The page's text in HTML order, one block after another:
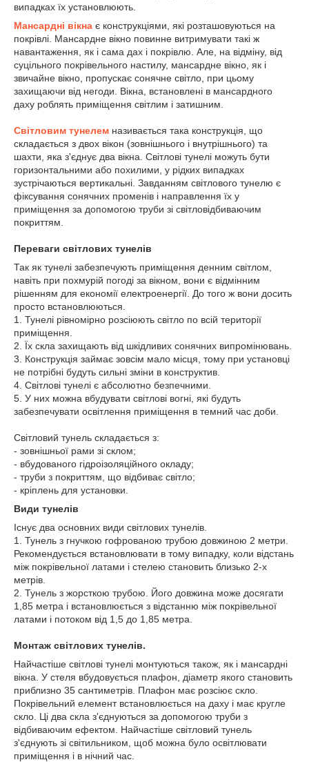
випадках їх установлюють.
Мансардні вікна є конструкціями, які розташовуються на
покрівлі. Мансардне вікно повинне витримувати такі ж
навантаження, як і сама дах і покрівлю. Але, на відміну, від
суцільного покрівельного настилу, мансардне вікно, як і
звичайне вікно, пропускає сонячне світло, при цьому
захищаючи від негоди. Вікна, встановлені в мансардного
даху роблять приміщення світлим і затишним.
Світловим тунелем називається така конструкція, що
складається з двох вікон (зовнішнього і внутрішнього) та
шахти, яка з'єднує два вікна. Світлові тунелі можуть бути
горизонтальними або похилими, у рідких випадках
зустрічаються вертикальні. Завданням світлового тунелю є
фіксування сонячних променів і направлення їх у
приміщення за допомогою труби зі світловідбиваючим
покриттям.
Переваги світлових тунелів
Так як тунелі забезпечують приміщення денним світлом,
навіть при похмурій погоді за вікном, вони є відмінним
рішенням для економії електроенергії. До того ж вони досить
просто встановлюються.
1. Тунелі рівномірно розсіюють світло по всій території
приміщення.
2. Їх скла захищають від шкідливих сонячних випромінювань.
3. Конструкція займає зовсім мало місця, тому при установці
не потрібні будуть сильні зміни в конструктив.
4. Світлові тунелі є абсолютно безпечними.
5. У них можна вбудувати світлові вогні, які будуть
забезпечувати освітлення приміщення в темний час доби.
Світловий тунель складається з:
- зовнішньої рами зі склом;
- вбудованого гідроізоляційного окладу;
- труби з покриттям, що відбиває світло;
- кріплень для установки.
Види тунелів
Існує два основних види світлових тунелів.
1. Тунель з гнучкою гофрованою трубою довжиною 2 метри.
Рекомендується встановлювати в тому випадку, коли відстань
між покрівельної латами і стелею становить близько 2-х
метрів.
2. Тунель з жорсткою трубою. Його довжина може досягати
1,85 метра і встановлюється з відстанню між покрівельної
латами і потоком від 1,5 до 1,85 метра.
Монтаж світлових тунелів.
Найчастіше світлові тунелі монтуються також, як і мансардні
вікна. У стеля вбудовується плафон, діаметр якого становить
приблизно 35 сантиметрів. Плафон має розсіює скло.
Покрівельний елемент встановлюється на даху і має кругле
скло. Ці два скла з'єднуються за допомогою труби з
відбиваючим ефектом. Найчастіше світловий тунель
з'єднують зі світильником, щоб можна було освітлювати
приміщення і в нічний час.